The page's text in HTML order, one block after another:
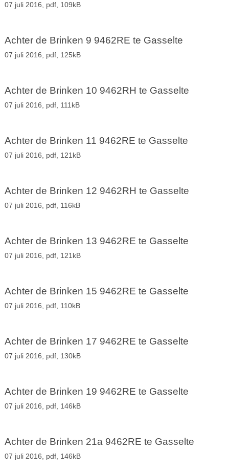
07 juli 2016, pdf, 109kB
Achter de Brinken 9 9462RE te Gasselte
07 juli 2016, pdf, 125kB
Achter de Brinken 10 9462RH te Gasselte
07 juli 2016, pdf, 111kB
Achter de Brinken 11 9462RE te Gasselte
07 juli 2016, pdf, 121kB
Achter de Brinken 12 9462RH te Gasselte
07 juli 2016, pdf, 116kB
Achter de Brinken 13 9462RE te Gasselte
07 juli 2016, pdf, 121kB
Achter de Brinken 15 9462RE te Gasselte
07 juli 2016, pdf, 110kB
Achter de Brinken 17 9462RE te Gasselte
07 juli 2016, pdf, 130kB
Achter de Brinken 19 9462RE te Gasselte
07 juli 2016, pdf, 146kB
Achter de Brinken 21a 9462RE te Gasselte
07 juli 2016, pdf, 146kB